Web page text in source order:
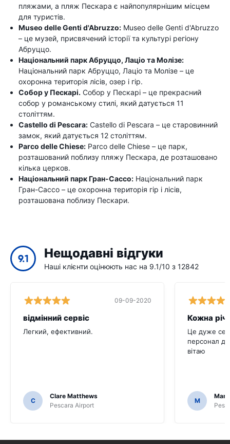
пляжами, а пляж Пескара є найпопулярнішим місцем
для туристів.
Museo delle Genti d'Abruzzo: Museo delle Genti d'Abruzzo
– це музей, присвячений історії та культурі регіону
Абруццо.
Національний парк Абруццо, Лаціо та Молізе:
Національний парк Абруццо, Лаціо та Молізе – це
охоронна територія лісів, озер і гір.
Собор у Пескарі. Собор у Пескарі – це прекрасний
собор у романському стилі, який датується 11
століттям.
Castello di Pescara: Castello di Pescara – це старовинний
замок, який датується 12 століттям.
Parco delle Chiese: Parco delle Chiese – це парк,
розташований поблизу пляжу Пескара, де розташовано
кілька церков.
Національний парк Гран-Сассо: Національний парк
Гран-Сассо – це охоронна територія гір і лісів,
розташована поблизу Пескари.
9.1 Нещодавні відгуки
Наші клієнти оцінюють нас на 9.1/10 з 12842
09-09-2020
відмінний сервіс
Легкий, ефективний.
C
Clare Matthews
Pescara Airport
Кожна
Це дуже
персонал
вітаю
M